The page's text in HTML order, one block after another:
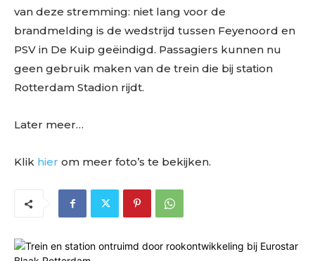
van deze stremming: niet lang voor de
brandmelding is de wedstrijd tussen Feyenoord en
PSV in De Kuip geëindigd. Passagiers kunnen nu
geen gebruik maken van de trein die bij station
Rotterdam Stadion rijdt.
Later meer…
Klik hier om meer foto’s te bekijken.